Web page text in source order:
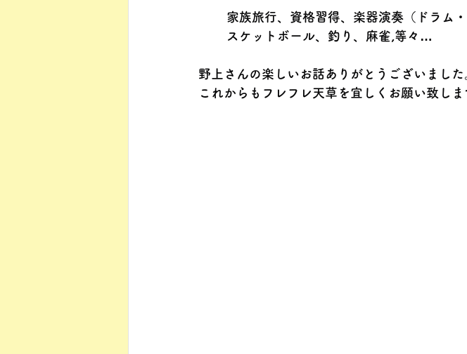
家族旅行、資格習得、楽器演奏（ドラム
スケットボール、釣り、麻雀,等々…
野上さんの楽しいお話ありがとうございました
これからもフレフレ天草を宜しくお願い致しま